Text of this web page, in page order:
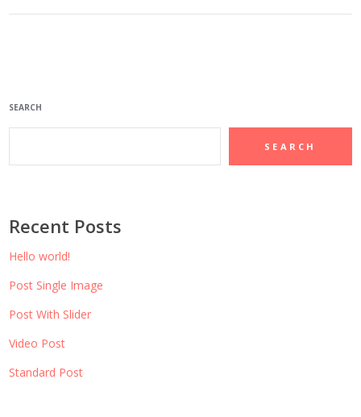
SEARCH
SEARCH
Recent Posts
Hello world!
Post Single Image
Post With Slider
Video Post
Standard Post